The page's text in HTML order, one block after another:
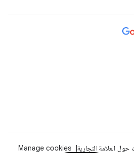
حول العلامة التجارية Manage cookies